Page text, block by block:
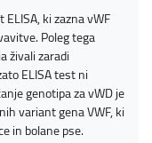
ki zazna vWF
Poleg tega
živali zaradi
ELISA test ni
genotipa za vWD je
variant gena VWF, ki
in bolane pse.